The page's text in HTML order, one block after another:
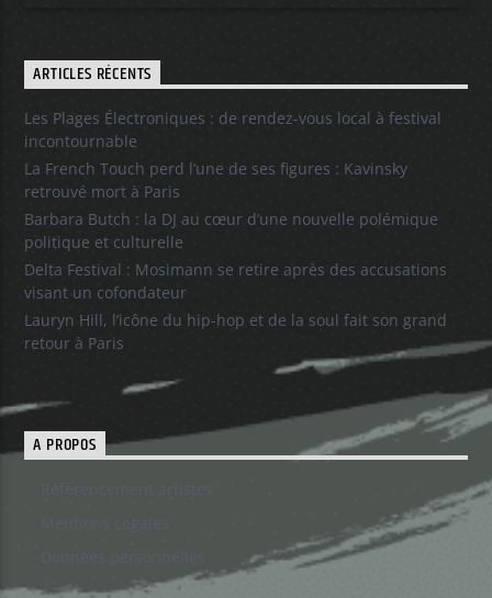
ARTICLES RÉCENTS
Les Plages Électroniques : de rendez-vous local à festival
incontournable
La French Touch perd l’une de ses figures : Kavinsky
retrouvé mort à Paris
Barbara Butch : la DJ au cœur d’une nouvelle polémique
politique et culturelle
Delta Festival : Mosimann se retire après des accusations
visant un cofondateur
Lauryn Hill, l’icône du hip-hop et de la soul fait son grand
retour à Paris
A PROPOS